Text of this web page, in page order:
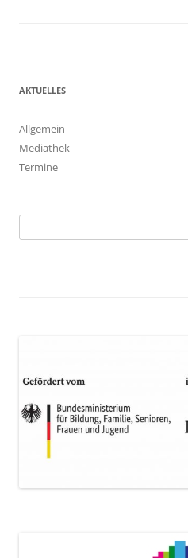
AKTUELLES
Allgemein
Mediathek
Termine
nach: